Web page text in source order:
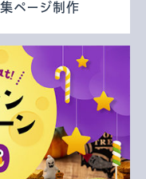
ページ制作